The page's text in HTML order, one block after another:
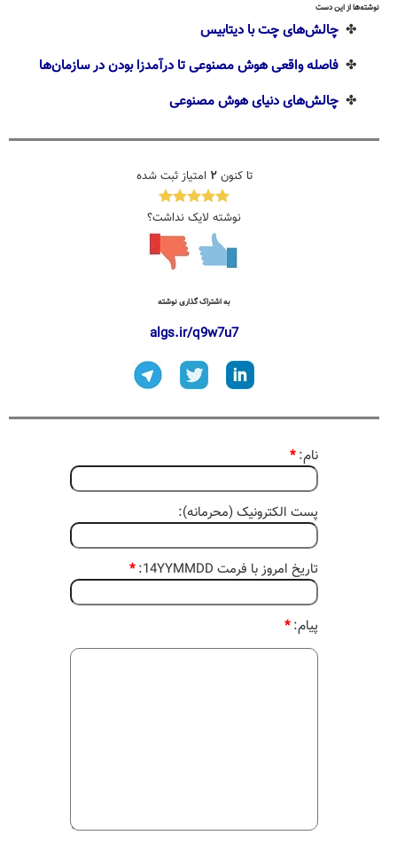
نوشته‌ها از این دست
✤چالش‌های چت با دیتابیس
✤فاصله‌ واقعی هوش مصنوعی تا درآمدزا بودن در سازمان‌ها
✤چالش‌های دنیای هوش مصنوعی
تا کنون۲امتیاز ثبت شده
نوشته لایک نداشت؟
به اشتراک گذاری نوشته
algs.ir/q9w7u7
نام:*
پست الکترونیک (محرمانه):
تاریخ امروز با فرمت 14YYMMDD: *
پیام:*